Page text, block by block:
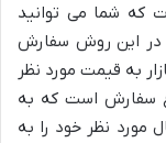
که شما می توانید
در این روش سفارش
به قیمت مورد نظر
سفارش است که به
مورد نظر خود را به